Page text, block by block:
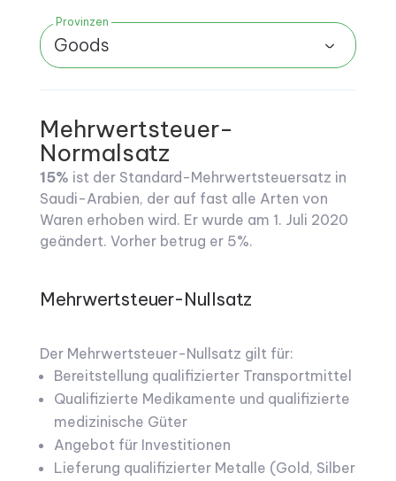
Provinzen
Goods
Mehrwertsteuer-
Normalsatz
15% ist der Standard-Mehrwertsteuersatz in
Saudi-Arabien, der auf fast alle Arten von
Waren erhoben wird. Er wurde am 1. Juli 2020
geändert. Vorher betrug er 5%.
Mehrwertsteuer-Nullsatz
Der Mehrwertsteuer-Nullsatz gilt für:
Bereitstellung qualifizierter Transportmittel
Qualifizierte Medikamente und qualifizierte
medizinische Güter
Angebot für Investitionen
Lieferung qualifizierter Metalle (Gold, Silber